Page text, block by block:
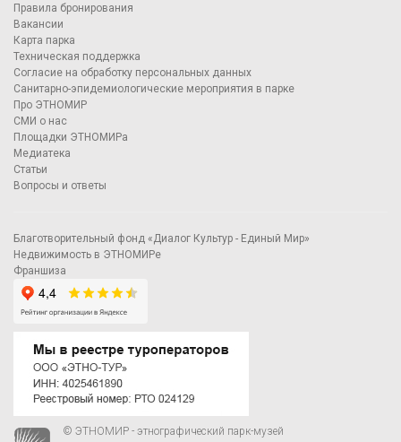
Правила бронирования
Вакансии
Карта парка
Техническая поддержка
Согласие на обработку персональных данных
Санитарно-эпидемиологические мероприятия в парке
Про ЭТНОМИР
СМИ о нас
Площадки ЭТНОМИРа
Медиатека
Статьи
Вопросы и ответы
Благотворительный фонд «Диалог Культур - Единый Мир»
Недвижимость в ЭТНОМИРе
Франшиза
© ЭТНОМИР - этнографический парк-музей